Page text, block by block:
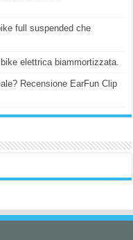
full suspended che
elettrica biammortizzata.
Recensione EarFun Clip